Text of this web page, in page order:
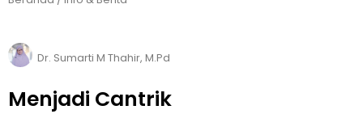
Dr. Sumarti M Thahir, M.Pd
Menjadi Cantrik